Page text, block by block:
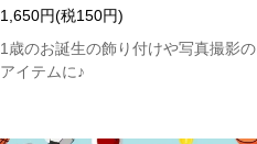
1,650円(税150円)
1歳のお誕生の飾り付けや写真撮影の
アイテムに♪